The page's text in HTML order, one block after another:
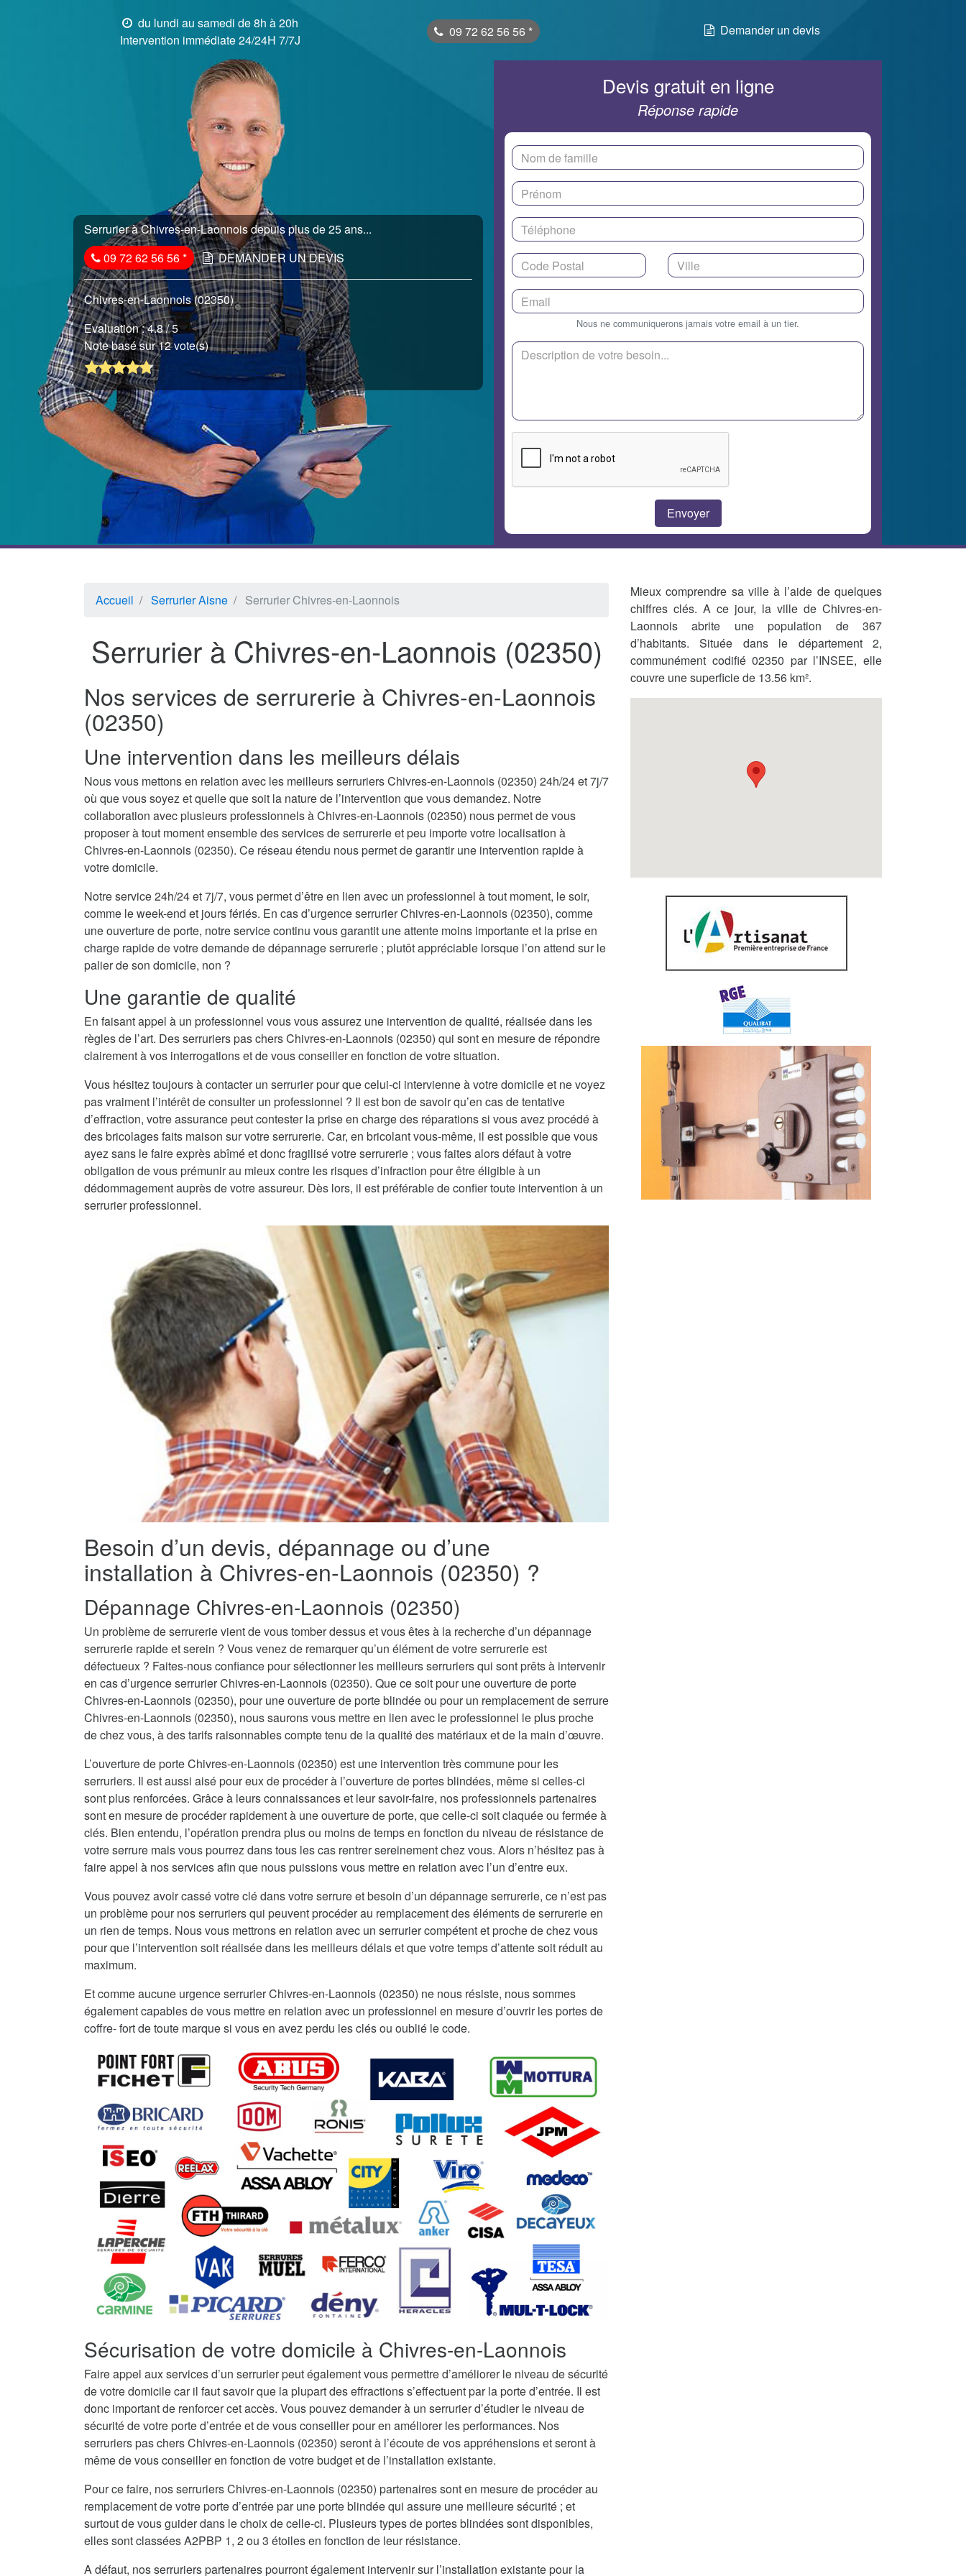
du lundi au samedi de 8h à 20h
Intervention immédiate 24/24H 7/7J
09 72 62 56 56 * Demander un devis
Serrurier à Chivres-en-Laonnois depuis plus de 25 ans...
09 72 62 56 56* DEMANDER UN DEVIS
Chivres-en-Laonnois (02350)
Evaluation :4.8/ 5
Note basé sur 12 vote(s)
Devis gratuit en ligne
Réponse rapide
Nous ne communiquerons jamais votre email à un tier.
Accueil Serrurier Aisne Serrurier Chivres-en-Laonnois
Serrurier à Chivres-en-Laonnois (02350)
Nos services de serrurerie à Chivres-en-Laonnois
(02350)
Une intervention dans les meilleurs délais
Nous vous mettons en relation avec les meilleurs serruriers Chivres-en-Laonnois (02350) 24h/24 et 7j/7
où que vous soyez et quelle que soit la nature de l’intervention que vous demandez. Notre
collaboration avec plusieurs professionnels à Chivres-en-Laonnois (02350) nous permet de vous
proposer à tout moment ensemble des services de serrurerie et peu importe votre localisation à
Chivres-en-Laonnois (02350). Ce réseau étendu nous permet de garantir une intervention rapide à
votre domicile.
Notre service 24h/24 et 7j/7, vous permet d’être en lien avec un professionnel à tout moment, le soir,
comme le week-end et jours fériés. En cas d’urgence serrurier Chivres-en-Laonnois (02350), comme
une ouverture de porte, notre service continu vous garantit une attente moins importante et la prise en
charge rapide de votre demande de dépannage serrurerie ; plutôt appréciable lorsque l’on attend sur le
palier de son domicile, non ?
Une garantie de qualité
En faisant appel à un professionnel vous vous assurez une intervention de qualité, réalisée dans les
règles de l’art. Des serruriers pas chers Chivres-en-Laonnois (02350) qui sont en mesure de répondre
clairement à vos interrogations et de vous conseiller en fonction de votre situation.
Vous hésitez toujours à contacter un serrurier pour que celui-ci intervienne à votre domicile et ne voyez
pas vraiment l’intérêt de consulter un professionnel ? Il est bon de savoir qu’en cas de tentative
d’effraction, votre assurance peut contester la prise en charge des réparations si vous avez procédé à
des bricolages faits maison sur votre serrurerie. Car, en bricolant vous-même, il est possible que vous
ayez sans le faire exprès abîmé et donc fragilisé votre serrurerie ; vous faites alors défaut à votre
obligation de vous prémunir au mieux contre les risques d’infraction pour être éligible à un
dédommagement auprès de votre assureur. Dès lors, il est préférable de confier toute intervention à un
serrurier professionnel.
Besoin d’un devis, dépannage ou d’une
installation à Chivres-en-Laonnois (02350) ?
Dépannage Chivres-en-Laonnois (02350)
Un problème de serrurerie vient de vous tomber dessus et vous êtes à la recherche d’un dépannage
serrurerie rapide et serein ? Vous venez de remarquer qu’un élément de votre serrurerie est
défectueux ? Faites-nous confiance pour sélectionner les meilleurs serruriers qui sont prêts à intervenir
en cas d’urgence serrurier Chivres-en-Laonnois (02350). Que ce soit pour une ouverture de porte
Chivres-en-Laonnois (02350), pour une ouverture de porte blindée ou pour un remplacement de serrure
Chivres-en-Laonnois (02350), nous saurons vous mettre en lien avec le professionnel le plus proche
de chez vous, à des tarifs raisonnables compte tenu de la qualité des matériaux et de la main d’œuvre.
L’ouverture de porte Chivres-en-Laonnois (02350) est une intervention très commune pour les
serruriers. Il est aussi aisé pour eux de procéder à l’ouverture de portes blindées, même si celles-ci
sont plus renforcées. Grâce à leurs connaissances et leur savoir-faire, nos professionnels partenaires
sont en mesure de procéder rapidement à une ouverture de porte, que celle-ci soit claquée ou fermée à
clés. Bien entendu, l’opération prendra plus ou moins de temps en fonction du niveau de résistance de
votre serrure mais vous pourrez dans tous les cas rentrer sereinement chez vous. Alors n’hésitez pas à
faire appel à nos services afin que nous puissions vous mettre en relation avec l’un d’entre eux.
Vous pouvez avoir cassé votre clé dans votre serrure et besoin d’un dépannage serrurerie, ce n’est pas
un problème pour nos serruriers qui peuvent procéder au remplacement des éléments de serrurerie en
un rien de temps. Nous vous mettrons en relation avec un serrurier compétent et proche de chez vous
pour que l’intervention soit réalisée dans les meilleurs délais et que votre temps d’attente soit réduit au
maximum.
Et comme aucune urgence serrurier Chivres-en-Laonnois (02350) ne nous résiste, nous sommes
également capables de vous mettre en relation avec un professionnel en mesure d’ouvrir les portes de
coffre- fort de toute marque si vous en avez perdu les clés ou oublié le code.
Sécurisation de votre domicile à Chivres-en-Laonnois
Faire appel aux services d’un serrurier peut également vous permettre d’améliorer le niveau de sécurité
de votre domicile car il faut savoir que la plupart des effractions s’effectuent par la porte d’entrée. Il est
donc important de renforcer cet accès. Vous pouvez demander à un serrurier d’étudier le niveau de
sécurité de votre porte d’entrée et de vous conseiller pour en améliorer les performances. Nos
serruriers pas chers Chivres-en-Laonnois (02350) seront à l’écoute de vos appréhensions et seront à
même de vous conseiller en fonction de votre budget et de l’installation existante.
Pour ce faire, nos serruriers Chivres-en-Laonnois (02350) partenaires sont en mesure de procéder au
remplacement de votre porte d’entrée par une porte blindée qui assure une meilleure sécurité ; et
surtout de vous guider dans le choix de celle-ci. Plusieurs types de portes blindées sont disponibles,
elles sont classées A2PBP 1, 2 ou 3 étoiles en fonction de leur résistance.
A défaut, nos serruriers partenaires pourront également intervenir sur l’installation existante pour la
Mieux comprendre sa ville à l’aide de quelques
chiffres clés. A ce jour, la ville de Chivres-en-
Laonnois abrite une population de 367
d’habitants. Située dans le département 2,
communément codifié 02350 par l’INSEE, elle
couvre une superficie de 13.56 km².